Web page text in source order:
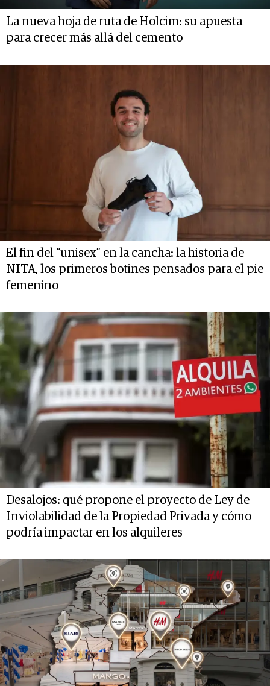
La nueva hoja de ruta de Holcim: su apuesta
para crecer más allá del cemento
El fin del “unisex” en la cancha: la historia de
NITA, los primeros botines pensados para el pie
femenino
Desalojos: qué propone el proyecto de Ley de
Inviolabilidad de la Propiedad Privada y cómo
podría impactar en los alquileres